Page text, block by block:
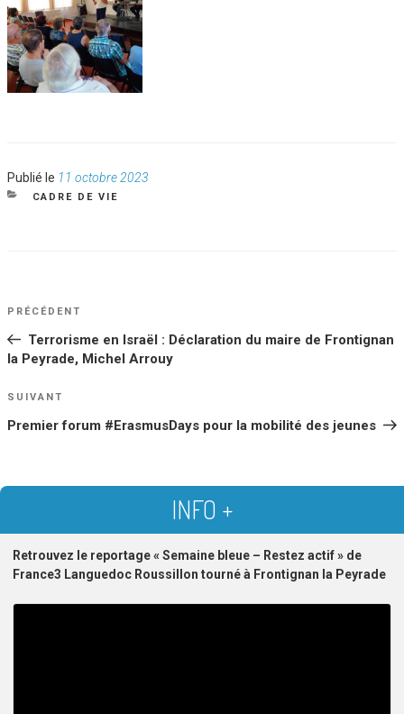
Publié le Publié
le
11 octobre 2023
CATÉGORIES
CADRE DE VIE
NAVIGATION
DE
L’ARTICLE
Article
PRÉCÉDENT
Terrorisme en Israël : Déclaration du maire de Frontignan
la Peyrade, Michel Arrouy
Article
SUIVANT
Premier forum #ErasmusDays pour la mobilité des jeunes
INFO +
Retrouvez le reportage « Semaine bleue – Restez actif » de
France3 Languedoc Roussillon tourné à Frontignan la Peyrade